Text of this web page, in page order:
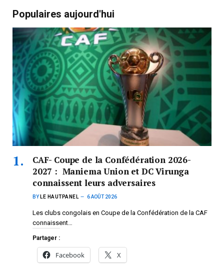
Populaires aujourd'hui
CAF- Coupe de la Confédération 2026-
2027 : Maniema Union et DC Virunga
connaissent leurs adversaires
BY LE HAUTPANEL 6 AOÛT 2026
Les clubs congolais en Coupe de la Confédération de la CAF
connaissent…
Partager :
Facebook X